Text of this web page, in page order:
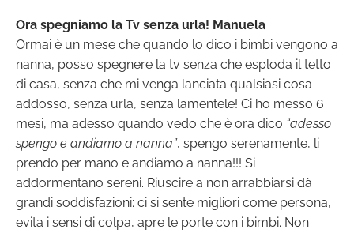
Ora spegniamo la Tv senza urla! Manuela
Ormai è un mese che quando lo dico i bimbi vengono a
nanna, posso spegnere la tv senza che esploda il tetto
di casa, senza che mi venga lanciata qualsiasi cosa
addosso, senza urla, senza lamentele! Ci ho messo 6
mesi, ma adesso quando vedo che è ora dico “adesso
spengo e andiamo a nanna”, spengo serenamente, li
prendo per mano e andiamo a nanna!!! Si
addormentano sereni. Riuscire a non arrabbiarsi dà
grandi soddisfazioni: ci si sente migliori come persona,
evita i sensi di colpa, apre le porte con i bimbi. Non